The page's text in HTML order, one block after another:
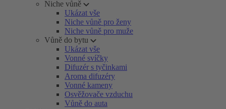
Niche vůně
Ukázat vše
Niche vůně pro ženy
Niche vůně pro muže
Vůně do bytu
Ukázat vše
Vonné svíčky
Difuzér s tyčinkami
Aroma difuzéry
Vonné kameny
Osvěžovače vzduchu
Vůně do auta